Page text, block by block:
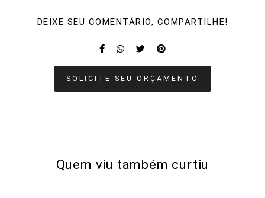
DEIXE SEU COMENTÁRIO, COMPARTILHE!
SOLICITE SEU ORÇAMENTO
Quem viu também curtiu